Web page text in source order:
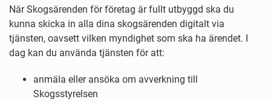
När Skogsärenden för företag är fullt utbyggd ska du
kunna skicka in alla dina skogsärenden digitalt via
tjänsten, oavsett vilken myndighet som ska ha ärendet. I
dag kan du använda tjänsten för att:
anmäla eller ansöka om avverkning till
Skogsstyrelsen